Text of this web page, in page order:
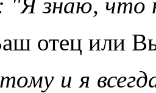
отец или
и я